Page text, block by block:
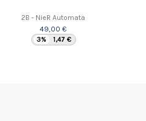
2B - NieR Automata
49,00 €
3% 1,47 €